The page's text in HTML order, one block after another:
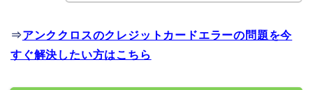
⇒アンククロスのクレジットカードエラーの問題を今
すぐ解決したい方はこちら